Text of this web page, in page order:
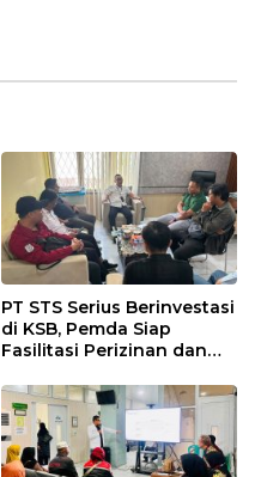
PT STS Serius Berinvestasi
di KSB, Pemda Siap
Fasilitasi Perizinan dan
Regulasi